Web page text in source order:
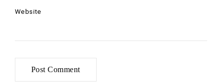
Website